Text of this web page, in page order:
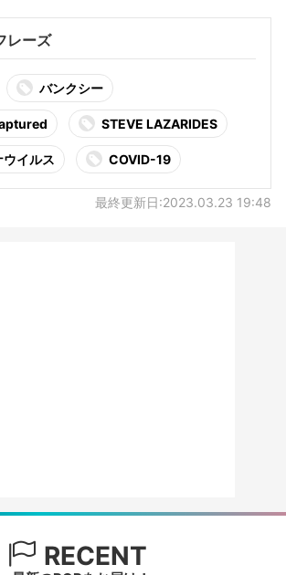
レーズ
バンクシー
STEVE LAZARIDES
ウイルス COVID-19
最終更新日:2023.03.23 19:48
RECENT